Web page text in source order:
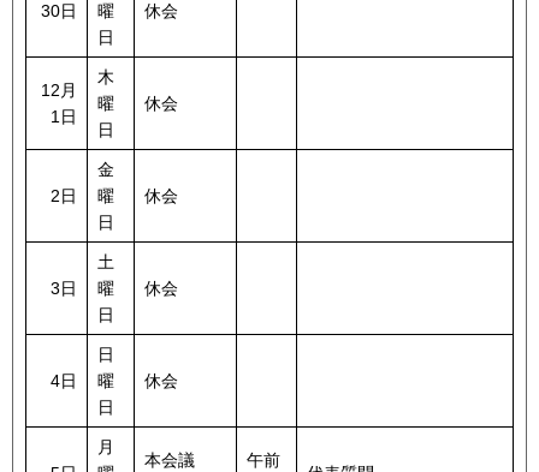
30日
曜
日
休会
12月
1日
木
曜
日
休会
2日
金
曜
日
休会
3日
土
曜
日
休会
4日
日
曜
日
休会
月
本会議 午前